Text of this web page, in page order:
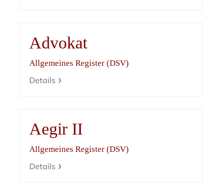
Advokat
Allgemeines Register (DSV)
Details
Aegir II
Allgemeines Register (DSV)
Details